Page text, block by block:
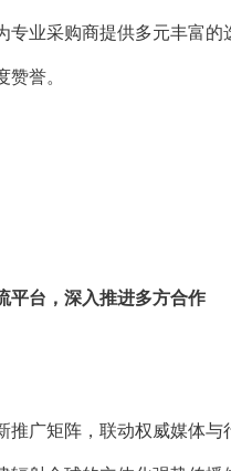
专业采购商提供多元丰富的
赞誉。
平台，深入推进多方合作
推广矩阵，联动权威媒体与